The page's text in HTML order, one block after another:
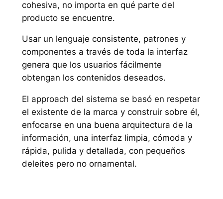
cohesiva, no importa en qué parte del
producto se encuentre.
Usar un lenguaje consistente, patrones y
componentes a través de toda la interfaz
genera que los usuarios fácilmente
obtengan los contenidos deseados.
El approach del sistema se basó en respetar
el existente de la marca y construir sobre él,
enfocarse en una buena arquitectura de la
información, una interfaz limpia, cómoda y
rápida, pulida y detallada, con pequeños
deleites pero no ornamental.